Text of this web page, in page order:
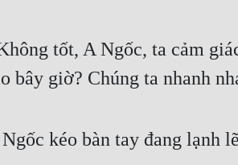
tốt, A Ngốc, ta cảm
bây giờ? Chúng ta nhanh
kéo bàn tay đang lạnh